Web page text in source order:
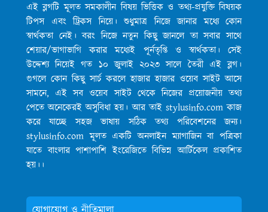
এই ব্লগটি মূলত সমকালীন বিষয় ভিত্তিক ও তথ্য-প্রযুক্তি বিষয়ক
টিপস এবং ট্রিকস নিয়ে। শুধুমাত্র নিজে জানার মধ্যে কোন
স্বার্থকতা নেই। বরং নিজে নতুন কিছু জানলে তা সবার সাথে
শেয়ার/ভাগাভাগি করার মধ্যেই পূর্নতৃপ্তি ও স্বার্থকতা। সেই
উদ্দেশ্য নিয়েই গত ১০ জুলাই ২০২৩ সালে তৈরী এই ব্লগ।
গুগলে কোন কিছু সার্চ করলে হাজার হাজার ওয়েব সাইট আসে
সামনে, এই সব ওয়েব সাইট থেকে নিজের প্রয়োজনীয় তথ্য
পেতে অনেকেরই অসুবিধা হয়। আর তাই stylusinfo.com কাজ
করে যাচ্ছে সহজ ভাষায় সঠিক তথ্য পরিবেশনের জন্য।
stylusinfo.com মূলত একটি অনলাইন ম্যাগাজিন বা পত্রিকা
যাতে বাংলার পাশাপাশি ইংরেজিতে বিভিন্ন আর্টিকেল প্রকাশিত
হয়।।